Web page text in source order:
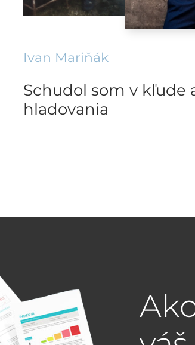
Ivan Mariňák
Schudol som v kľude
hladovania